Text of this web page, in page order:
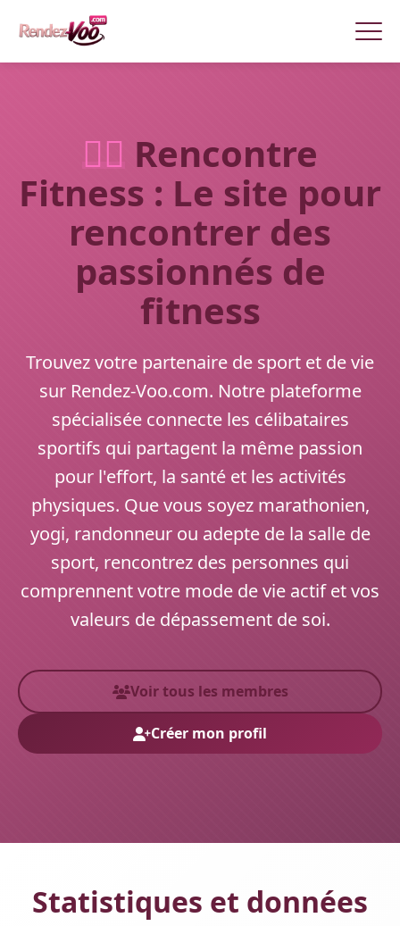
🏃‍♂️ Rencontre
Fitness : Le site pour
rencontrer des
passionnés de
fitness
Trouvez votre partenaire de sport et de vie
sur Rendez-Voo.com. Notre plateforme
spécialisée connecte les célibataires
sportifs qui partagent la même passion
pour l'effort, la santé et les activités
physiques. Que vous soyez marathonien,
yogi, randonneur ou adepte de la salle de
sport, rencontrez des personnes qui
comprennent votre mode de vie actif et vos
valeurs de dépassement de soi.
Voir tous les membres
Créer mon profil
Statistiques et données